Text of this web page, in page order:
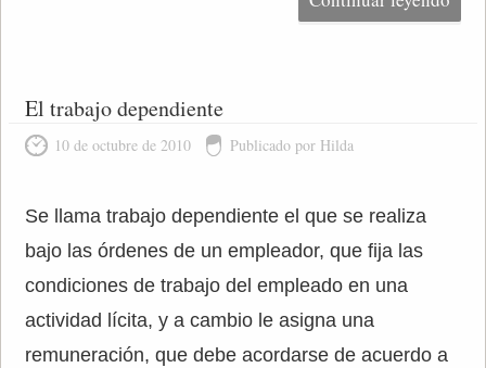
El trabajo dependiente
10 de octubre de 2010 Publicado por Hilda
Se llama trabajo dependiente el que se realiza
bajo las órdenes de un empleador, que fija las
condiciones de trabajo del empleado en una
actividad lícita, y a cambio le asigna una
remuneración, que debe acordarse de acuerdo a